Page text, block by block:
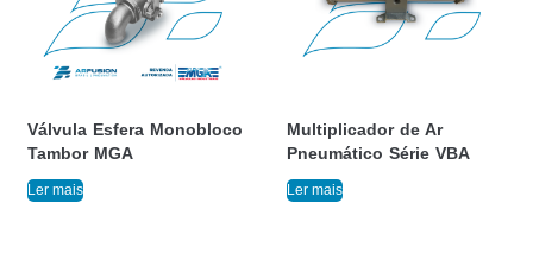
Válvula Esfera Monobloco
Tambor MGA
Ler mais
Multiplicador de Ar
Pneumático Série VBA
Ler mais